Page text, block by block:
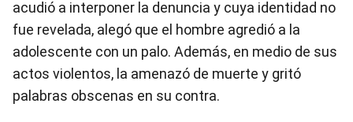
acudió a interponer la denuncia y cuya identidad no
fue revelada, alegó que el hombre agredió a la
adolescente con un palo. Además, en medio de sus
actos violentos, la amenazó de muerte y gritó
palabras obscenas en su contra.